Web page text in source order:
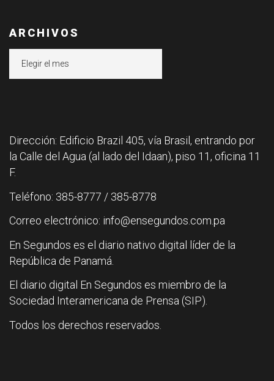
ARCHIVOS
Dirección: Edificio Brazil 405, vía Brasil, entrando por
la Calle del Agua (al lado del Idaan), piso 11, oficina 11
F.
Teléfono: 385-8777 / 385-8778
Correo electrónico: info@ensegundos.com.pa
En Segundos es el diario nativo digital líder de la
República de Panamá.
El diario digital En Segundos es miembro de la
Sociedad Interamericana de Prensa (SIP).
Todos los derechos reservados.